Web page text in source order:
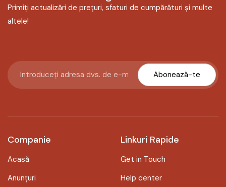
Primiți actualizări de prețuri, sfaturi de cumpărături și multe
altele!
Abonează-te
Companie
Acasă
Anunțuri
Linkuri Rapide
Get in Touch
Help center